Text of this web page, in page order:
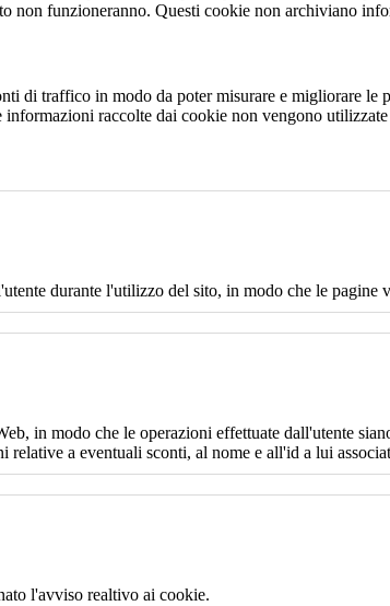
non funzioneranno. Questi cookie non archiviano
di traffico in modo da poter misurare e migliorare
raccolte dai cookie non vengono
durante l'utilizzo del sito, in modo che le
in modo che le operazioni effettuate dall'utente
relative a eventuali sconti, al nome e all'id a lui
l'avviso realtivo ai cookie.